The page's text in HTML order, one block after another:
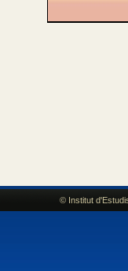
© Institut